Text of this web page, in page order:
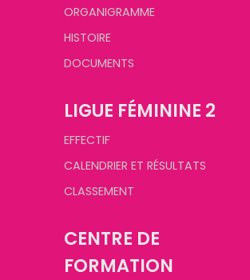
ORGANIGRAMME
HISTOIRE
DOCUMENTS
LIGUE FÉMININE 2
EFFECTIF
CALENDRIER ET RÉSULTATS
CLASSEMENT
CENTRE DE
FORMATION